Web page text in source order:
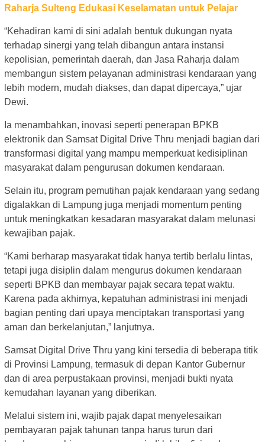
Raharja Sulteng Edukasi Keselamatan untuk Pelajar
“Kehadiran kami di sini adalah bentuk dukungan nyata
terhadap sinergi yang telah dibangun antara instansi
kepolisian, pemerintah daerah, dan Jasa Raharja dalam
membangun sistem pelayanan administrasi kendaraan yang
lebih modern, mudah diakses, dan dapat dipercaya,” ujar
Dewi.
Ia menambahkan, inovasi seperti penerapan BPKB
elektronik dan Samsat Digital Drive Thru menjadi bagian dari
transformasi digital yang mampu memperkuat kedisiplinan
masyarakat dalam pengurusan dokumen kendaraan.
Selain itu, program pemutihan pajak kendaraan yang sedang
digalakkan di Lampung juga menjadi momentum penting
untuk meningkatkan kesadaran masyarakat dalam melunasi
kewajiban pajak.
“Kami berharap masyarakat tidak hanya tertib berlalu lintas,
tetapi juga disiplin dalam mengurus dokumen kendaraan
seperti BPKB dan membayar pajak secara tepat waktu.
Karena pada akhirnya, kepatuhan administrasi ini menjadi
bagian penting dari upaya menciptakan transportasi yang
aman dan berkelanjutan,” lanjutnya.
Samsat Digital Drive Thru yang kini tersedia di beberapa titik
di Provinsi Lampung, termasuk di depan Kantor Gubernur
dan di area perpustakaan provinsi, menjadi bukti nyata
kemudahan layanan yang diberikan.
Melalui sistem ini, wajib pajak dapat menyelesaikan
pembayaran pajak tahunan tanpa harus turun dari